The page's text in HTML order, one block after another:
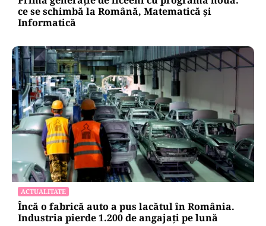
ce se schimbă la Română, Matematică și
Informatică
ACTUALITATE
Încă o fabrică auto a pus lacătul în România.
Industria pierde 1.200 de angajați pe lună